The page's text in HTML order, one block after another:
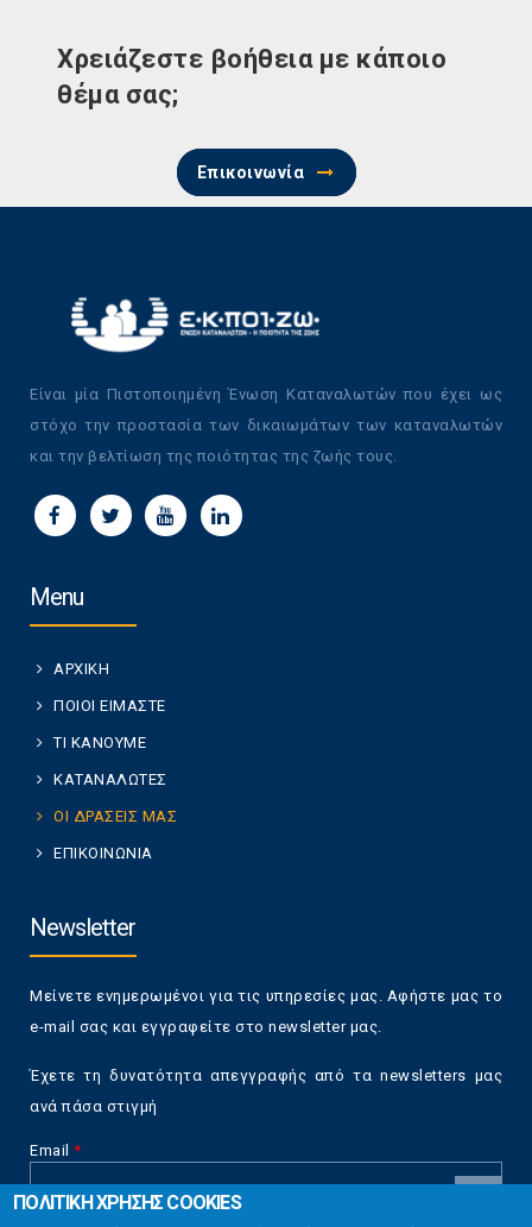
Χρειάζεστε βοήθεια με κάποιο
θέμα σας;
Επικοινωνία
Είναι μία Πιστοποιημένη Ένωση Καταναλωτών που έχει ως
στόχο την προστασία των δικαιωμάτων των καταναλωτών
και την βελτίωση της ποιότητας της ζωής τους.
Menu
ΑΡΧΙΚΗ
ΠΟΙΟΙ ΕΙΜΑΣΤΕ
ΤΙ ΚΑΝΟΥΜΕ
ΚΑΤΑΝΑΛΩΤΕΣ
ΟΙ ΔΡΑΣΕΙΣ ΜΑΣ
ΕΠΙΚΟΙΝΩΝΙΑ
Newsletter
Μείνετε ενημερωμένοι για τις υπηρεσίες μας. Αφήστε μας το
e-mail σας και εγγραφείτε στο newsletter μας.
Έχετε τη δυνατότητα απεγγραφής από τα newsletters μας
ανά πάσα στιγμή
Email *
ΠΟΛΙΤΙΚΗ ΧΡΗΣΗΣ COOKIES